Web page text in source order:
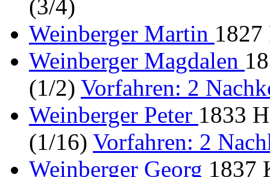
(3/4)
Weinberger Martin
Weinberger Magdalen
(1/2) Vorfahren: 2
Weinberger Peter 1833
(1/16) Vorfahren: 2
Weinberger Georg 1837